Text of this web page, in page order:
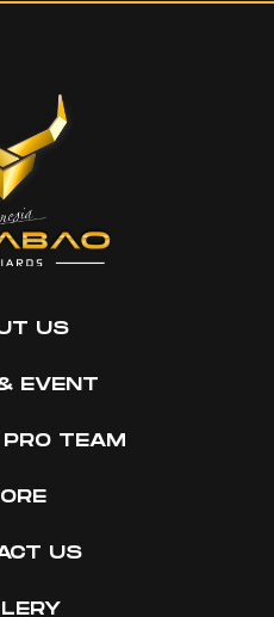
US
EVENT
TEAM
US